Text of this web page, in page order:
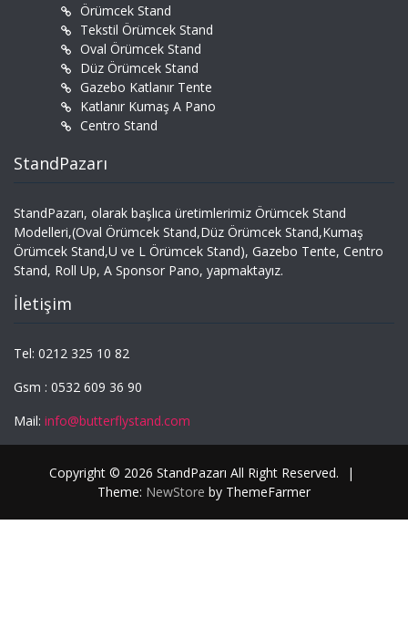
Örümcek Stand
Tekstil Örümcek Stand
Oval Örümcek Stand
Düz Örümcek Stand
Gazebo Katlanır Tente
Katlanır Kumaş A Pano
Centro Stand
StandPazarı
StandPazarı, olarak başlıca üretimlerimiz Örümcek Stand
Modelleri,(Oval Örümcek Stand,Düz Örümcek Stand,Kumaş
Örümcek Stand,U ve L Örümcek Stand), Gazebo Tente, Centro
Stand, Roll Up, A Sponsor Pano, yapmaktayız.
İletişim
Tel: 0212 325 10 82
Gsm : 0532 609 36 90
Mail: info@butterflystand.com
Copyright © 2026 StandPazarı All Right Reserved.
|
Theme: NewStore by ThemeFarmer